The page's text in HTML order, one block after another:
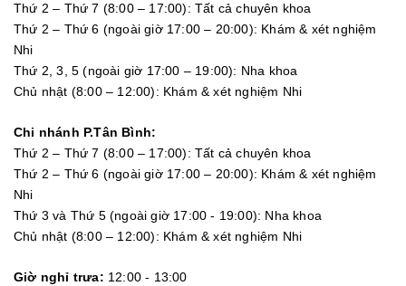
Thứ 2 – Thứ 7 (8:00 – 17:00): Tất cả chuyên khoa
Thứ 2 – Thứ 6 (ngoài giờ 17:00 – 20:00): Khám & xét nghiệm
Nhi
Thứ 2, 3, 5 (ngoài giờ 17:00 – 19:00): Nha khoa
Chủ nhật (8:00 – 12:00): Khám & xét nghiệm Nhi
Chi nhánh P.Tân Bình:
Thứ 2 – Thứ 7 (8:00 – 17:00): Tất cả chuyên khoa
Thứ 2 – Thứ 6 (ngoài giờ 17:00 – 20:00): Khám & xét nghiệm
Nhi
Thứ 3 và Thứ 5 (ngoài giờ 17:00 - 19:00): Nha khoa
Chủ nhật (8:00 – 12:00): Khám & xét nghiệm Nhi
Giờ nghỉ trưa: 12:00 - 13:00